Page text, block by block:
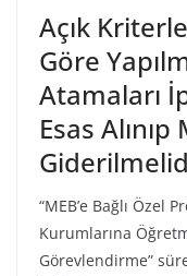
Açık
Göre
Atamaları
Esas
“MEB’e Bağlı Özel
Kurumlarına
Görevlendirme”